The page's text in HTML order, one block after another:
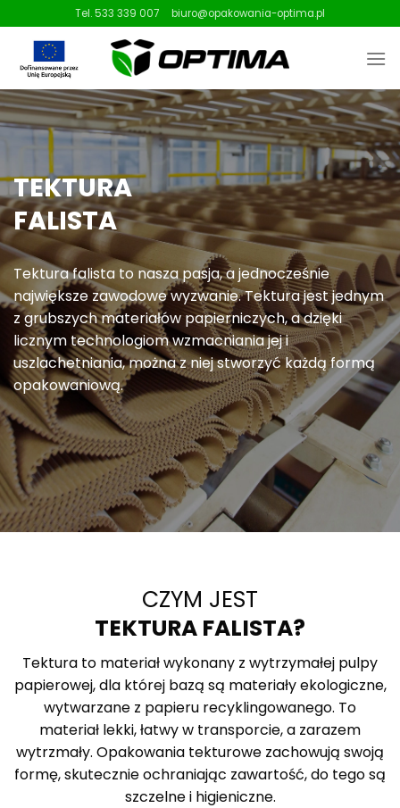
to
content
Tel. 533 339 007 biuro@opakowania-optima.pl
TEKTURA
FALISTA
Tektura falista to nasza pasja, a jednocześnie
największe zawodowe wyzwanie. Tektura jest jednym
z grubszych materiałów papierniczych, a dzięki
licznym technologiom wzmacniania jej i
uszlachetniania, można z niej stworzyć każdą formą
opakowaniową.
CZYM JEST
TEKTURA FALISTA?
Tektura to materiał wykonany z wytrzymałej pulpy
papierowej, dla której bazą są materiały ekologiczne,
wytwarzane z papieru recyklingowanego. To
materiał lekki, łatwy w transporcie, a zarazem
wytrzmały. Opakowania tekturowe zachowują swoją
formę, skutecznie ochraniając zawartość, do tego są
szczelne i higieniczne.